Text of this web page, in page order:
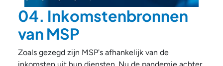
04. Inkomstenbronnen
van MSP
Zoals gezegd zijn MSP's afhankelijk van de